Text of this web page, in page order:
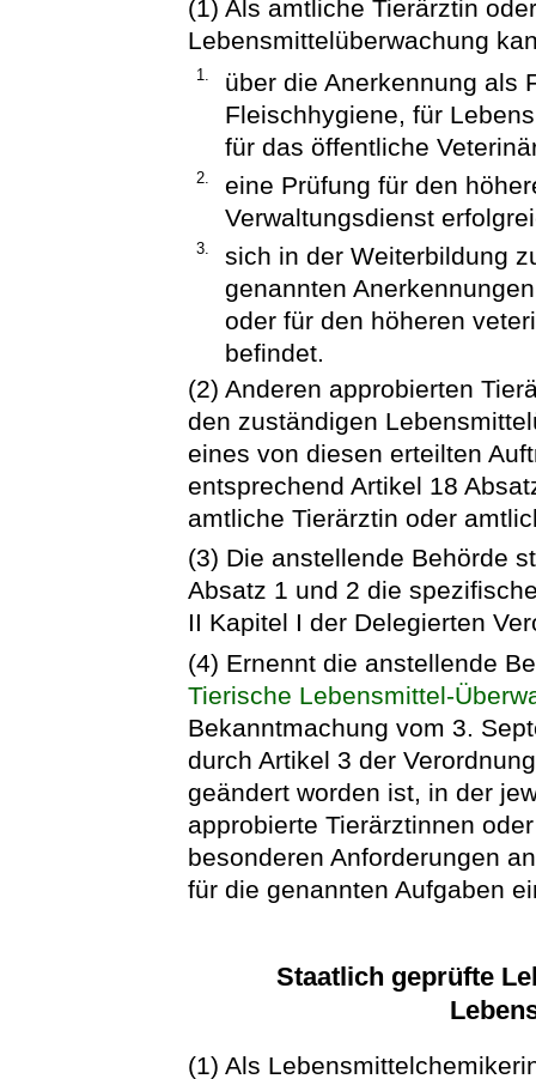
(1) Als amtliche Tierärztin
Lebensmittelüberwachung
1.
über die Anerkennung als
Fleischhygiene, für
für das öffentliche
2.
eine Prüfung für den
Verwaltungsdienst
3.
sich in der Weiterbildung
genannten
oder für den höheren
befindet.
(2) Anderen approbierten
den zuständigen
eines von diesen erteilten
entsprechend Artikel 18
amtliche Tierärztin oder
(3) Die anstellende Behörde
Absatz 1 und 2 die
II Kapitel I der Delegierten
(4) Ernennt die anstellende
Tierische Lebensmittel-
Bekanntmachung vom 3.
durch Artikel 3 der
geändert worden ist, in der
approbierte Tierärztinnen
besonderen Anforderungen
für die genannten Aufgaben
Staatlich geprüfte
(1) Als